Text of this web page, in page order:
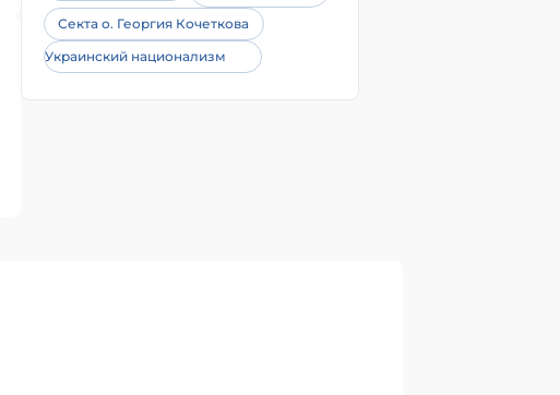
Секта о. Георгия Кочеткова
Украинский национализм